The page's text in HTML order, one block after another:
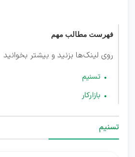
فهرست مطالب مهم
روی لینک‌ها بزنید و بیشتر بخوانید
تسنیم
بازارکار
تسنیم